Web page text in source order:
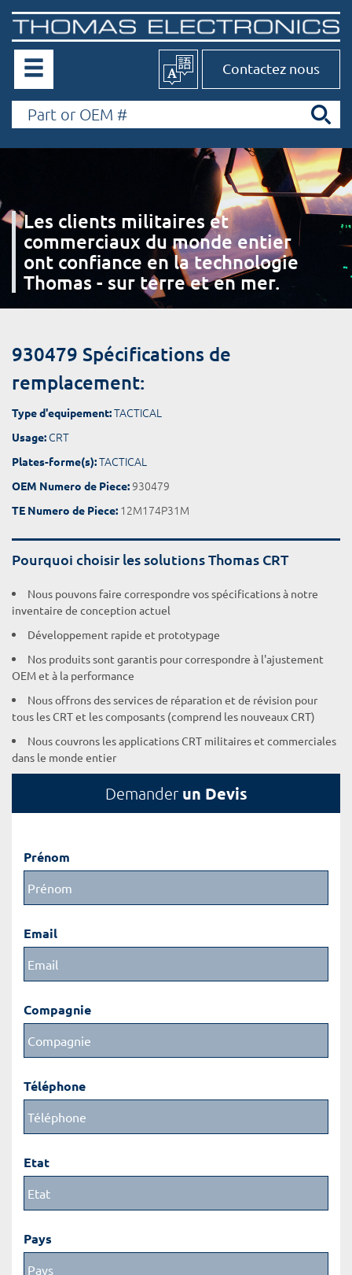
Contactez nous
Les clients militaires et
commerciaux du monde entier
ont confiance en la technologie
Thomas - sur terre et en mer.
930479 Spécifications de
remplacement:
Type d'equipement:TACTICAL
Usage: CRT
Plates-forme(s):TACTICAL
OEM Numero de Piece: 930479
TE Numero de Piece: 12M174P31M
Pourquoi choisir les solutions Thomas CRT
Nous pouvons faire correspondre vos spécifications à notre
inventaire de conception actuel
Développement rapide et prototypage
Nos produits sont garantis pour correspondre à l'ajustement
OEM et à la performance
Nous offrons des services de réparation et de révision pour
tous les CRT et les composants (comprend les nouveaux CRT)
Nous couvrons les applications CRT militaires et commerciales
dans le monde entier
Demander un Devis
Prénom
Email
Compagnie
Téléphone
Etat
Pays